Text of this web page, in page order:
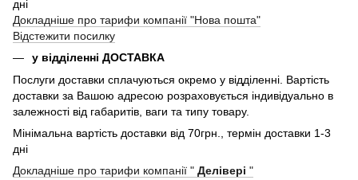
дні
Докладніше про тарифи компанії "Нова пошта"
Відстежити посилку
у відділенні ДОСТАВКА
Послуги доставки сплачуються окремо у відділенні. Вартість
доставки за Вашою адресою розраховується індивідуально в
залежності від габаритів, ваги та типу товару.
Мінімальна вартість доставки від 70грн., термін доставки 1-3
дні
Докладніше про тарифи компанії " Делівері "